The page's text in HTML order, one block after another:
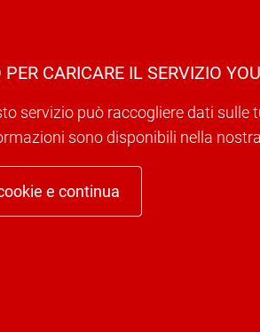
CARICARE IL SERVIZIO
servizio può raccogliere dati sulle
sono disponibili nella
e continua